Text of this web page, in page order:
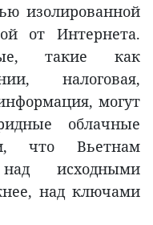
изолированной
от Интернета.
такие как
налоговая,
могут
облачные
что Вьетнам
исходными
над ключами